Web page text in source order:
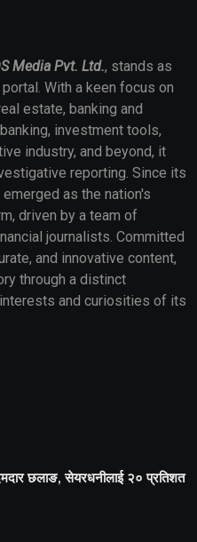
Media Pvt. Ltd., stands as
With a keen focus on
estate, banking and
investment tools,
industry, and beyond, it
reporting. Since its
as the nation's
driven by a team of
journalists. Committed
and innovative content,
through a distinct
and curiosities of its
छलाङ, सेयरधनीलाई २० प्रतिशत